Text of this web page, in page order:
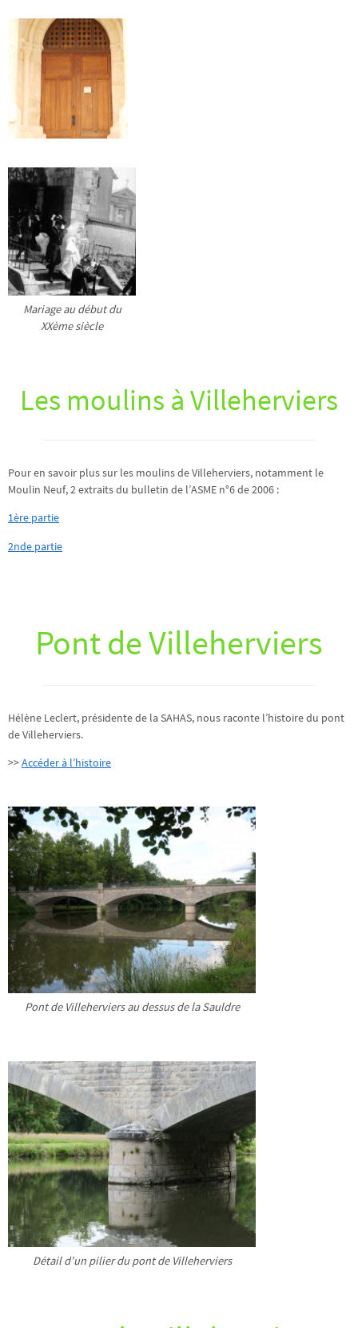
Mariage au début du
XXème siècle
Les moulins à Villeherviers
Pour en savoir plus sur les moulins de Villeherviers, notamment le
Moulin Neuf, 2 extraits du bulletin de l’ASME n°6 de 2006 :
1ère partie
2nde partie
Pont de Villeherviers
Hélène Leclert, présidente de la SAHAS, nous raconte l’histoire du pont
de Villeherviers.
>>Accéder à l’histoire
Pont de Villeherviers au dessus de la Sauldre
Détail d’un pilier du pont de Villeherviers